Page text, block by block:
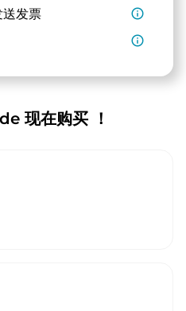
送发票
info_outline
info_outline
现在购买 ！